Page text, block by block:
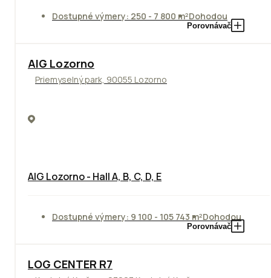
Dostupné výmery: 250 - 7 800 m²Dohodou
Porovnávač
TOP
AIG Lozorno
Priemyselný park, 90055 Lozorno
AIG Lozorno - Hall A, B, C, D, E
Dostupné výmery: 9 100 - 105 743 m²Dohodou
Porovnávač
TOP
LOG CENTER R7